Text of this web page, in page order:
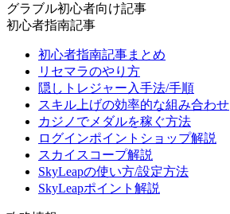
グラブル初心者向け記事
初心者指南記事
初心者指南記事まとめ
リセマラのやり方
隠しトレジャー入手法/手順
スキル上げの効率的な組み合わせ
カジノでメダルを稼ぐ方法
ログインポイントショップ解説
スカイスコープ解説
SkyLeapの使い方/設定方法
SkyLeapポイント解説